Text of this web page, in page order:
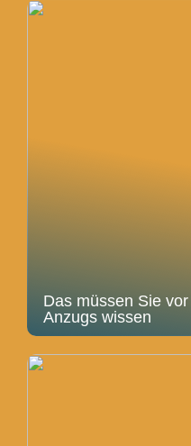
Das müssen Sie
Anzugs wissen